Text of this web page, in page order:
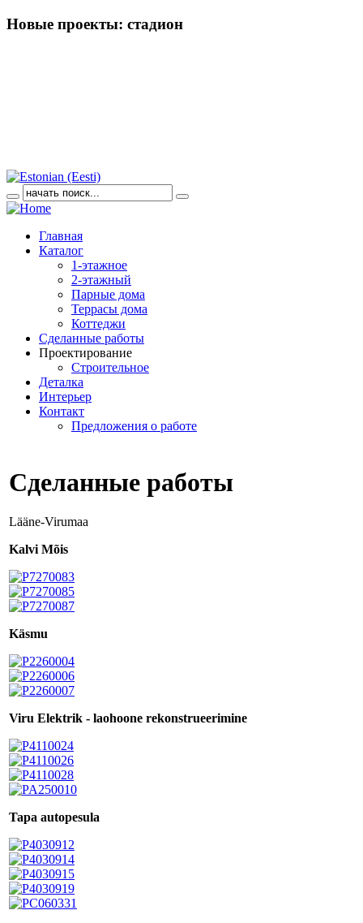
Новые проекты: стадион
Главная
Каталог
1-этажное
2-этажный
Парные дома
Террасы дома
Коттеджи
Сделанные работы
Проектирование
Строительное
Деталка
Интерьер
Контакт
Предложения о работе
Сделанные работы
Lääne-Virumaa
Kalvi Mõis
Käsmu
Viru Elektrik - laohoone rekonstrueerimine
Tapa autopesula